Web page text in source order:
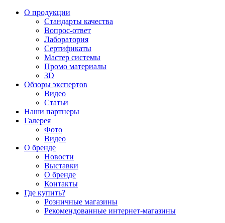
О продукции
Стандарты качества
Вопрос-ответ
Лаборатория
Сертификаты
Мастер системы
Промо материалы
3D
Обзоры экспертов
Видео
Статьи
Наши партнеры
Галерея
Фото
Видео
О бренде
Новости
Выставки
О бренде
Контакты
Где купить?
Розничные магазины
Рекомендованные интернет-магазины